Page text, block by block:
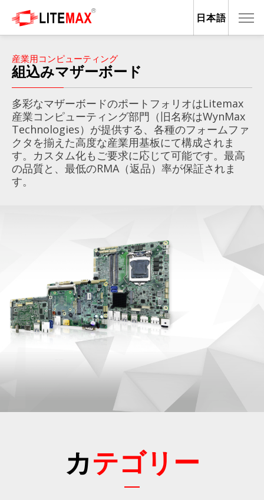
産業用コンピューティング
組込みマザーボード
多彩なマザーボードのポートフォリオはLitemax
産業コンピューティング部門（旧名称はWynMax
Technologies）が提供する、各種のフォームファ
クタを揃えた高度な産業用基板にて構成されま
す。カスタム化もご要求に応じて可能です。最高
の品質と、最低のRMA（返品）率が保証されま
す。
カテゴリー
日本語